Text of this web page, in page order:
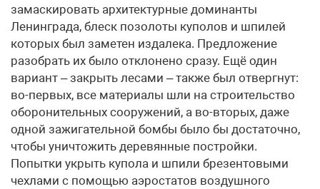
замаскировать архитектурные доминанты
Ленинграда, блеск позолоты куполов и шпилей
которых был заметен издалека. Предложение
разобрать их было отклонено сразу. Ещё один
вариант – закрыть лесами – также был отвергнут:
во-первых, все материалы шли на строительство
оборонительных сооружений, а во-вторых, даже
одной зажигательной бомбы было бы достаточно,
чтобы уничтожить деревянные постройки.
Попытки укрыть купола и шпили брезентовыми
чехлами с помощью аэростатов воздушного